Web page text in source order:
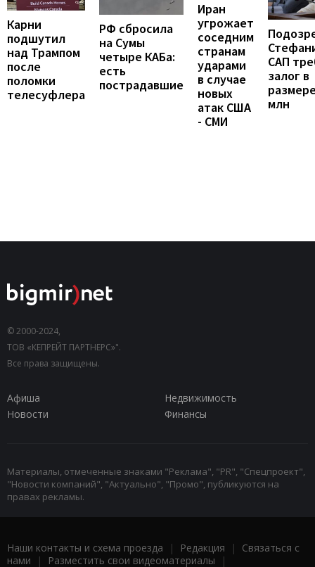
Карни
подшутил
над Трампом
после
поломки
телесуфлера
РФ сбросила
на Сумы
четыре КАБа:
есть
пострадавшие
Иран
угрожает
соседним
странам
ударами
в случае
новых
атак США
- СМИ
САП
залог в
млн
© 2000-2024,
ТОВ «КЕПРЕЙТ ПАРТНЕРС»".
Все права защищены.
Афиша
Недвижимость
Новости
Финансы
Материалы, отмеченные знаками "Реклама", "PR", "Спецпроект",
"Новости компаний", "Актуально", "Промо", публикуются на
правах рекламы.
Наши контакты и схема проезда | Редакция | Связаться с
нами | Разместить свои видеоматериалы |